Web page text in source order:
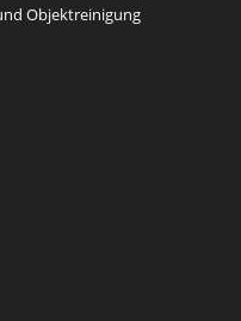
Objektreinigung